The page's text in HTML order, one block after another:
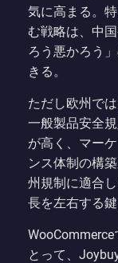
気に高まる。
む戦略は、中
ろう悪かろう
きる。
ただし欧州で
一般製品安全
が高く、マー
ンス体制の構
州規制に適合
長を左右する鍵
とって、